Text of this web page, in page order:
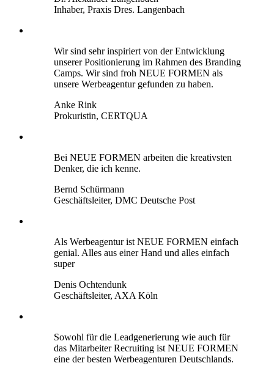
Inhaber, Praxis Dres. Langenbach
Wir sind sehr inspiriert von der Entwicklung
unserer Positionierung im Rahmen des Branding
Camps. Wir sind froh NEUE FORMEN als
unsere Werbeagentur gefunden zu haben.
Anke Rink
Prokuristin, CERTQUA
Bei NEUE FORMEN arbeiten die kreativsten
Denker, die ich kenne.
Bernd Schürmann
Geschäftsleiter, DMC Deutsche Post
Als Werbeagentur ist NEUE FORMEN einfach
genial. Alles aus einer Hand und alles einfach
super
Denis Ochtendunk
Geschäftsleiter, AXA Köln
Sowohl für die Leadgenerierung wie auch für
das Mitarbeiter Recruiting ist NEUE FORMEN
eine der besten Werbeagenturen Deutschlands.